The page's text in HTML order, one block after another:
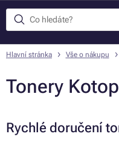
Hlavní stránka Vše o nákupu
Tonery
Rychlé doručení